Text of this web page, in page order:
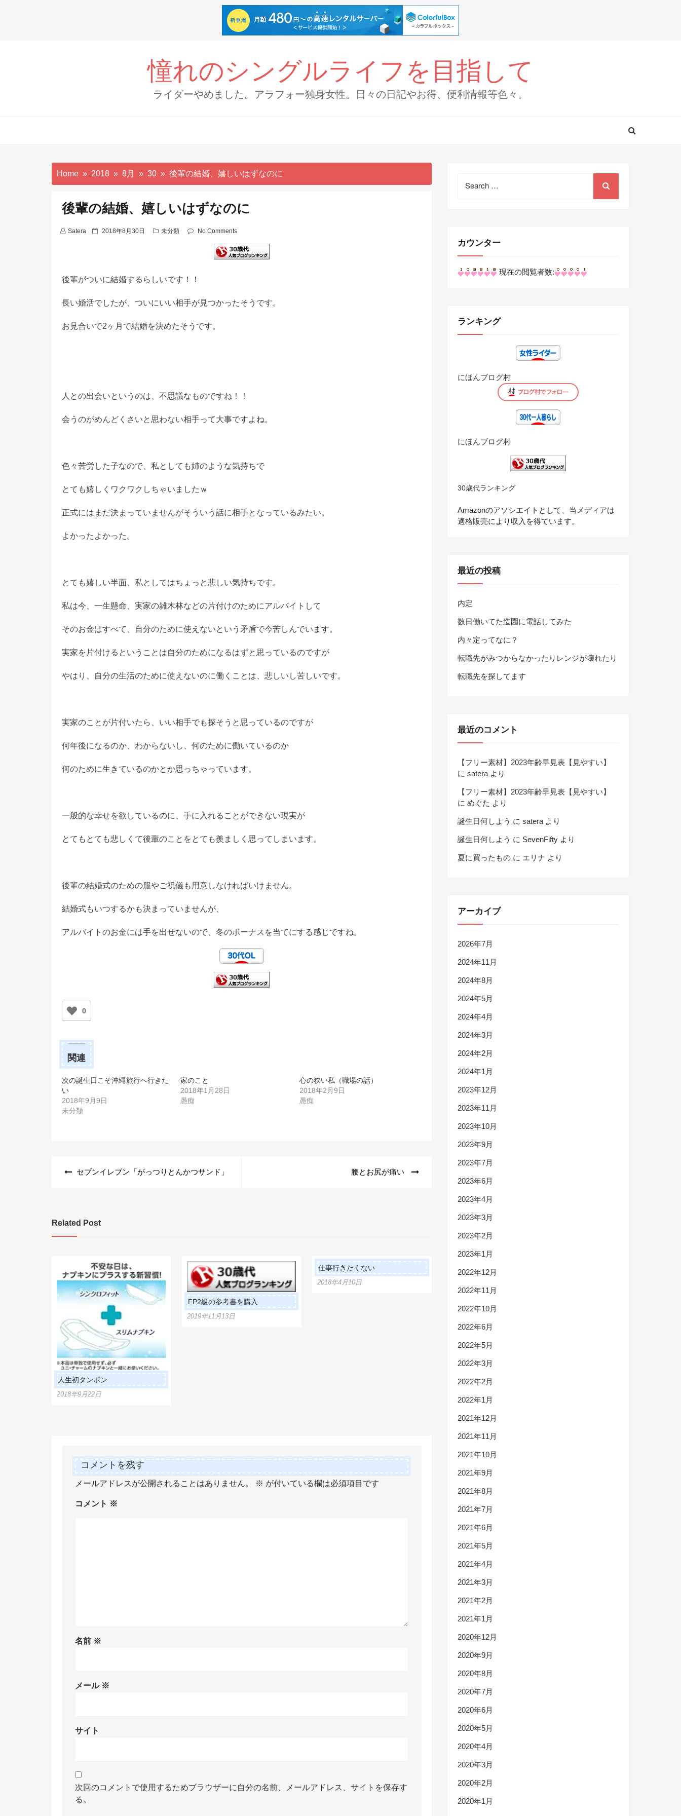
憧れのシングルライフを目指して
ライダーやめました。アラフォー独身女性。日々の日記やお得、便利情報等色々。
Home 2018 8月 30 後輩の結婚、嬉しいはずなのに
後輩の結婚、嬉しいはずなのに
Satera
P
o
2018年8月30日 未分類 No Comments
後輩がついに結婚するらしいです！！
長い婚活でしたが、ついにいい相手が見つかったそうです。
お見合いで2ヶ月で結婚を決めたそうです。
人との出会いというのは、不思議なものですね！！
会うのがめんどくさいと思わない相手って大事ですよね。
色々苦労した子なので、私としても姉のような気持ちで
とても嬉しくワクワクしちゃいましたｗ
正式にはまだ決まっていませんがそういう話に相手となっているみたい。
よかったよかった。
とても嬉しい半面、私としてはちょっと悲しい気持ちです。
私は今、一生懸命、実家の雑木林などの片付けのためにアルバイトして
そのお金はすべて、自分のために使えないという矛盾で今苦しんでいます。
実家を片付けるということは自分のためになるはずと思っているのですが
やはり、自分の生活のために使えないのに働くことは、悲しいし苦しいです。
実家のことが片付いたら、いい相手でも探そうと思っているのですが
何年後になるのか、わからないし、何のために働いているのか
何のために生きているのかとか思っちゃっています。
一般的な幸せを欲しているのに、手に入れることができない現実が
とてもとても悲しくて後輩のことをとても羨ましく思ってしまいます。
後輩の結婚式のための服やご祝儀も用意しなければいけません。
結婚式もいつするかも決まっていませんが、
アルバイトのお金には手を出せないので、冬のボーナスを当てにする感じですね。
0
関連
次の誕生日こそ沖縄旅行へ行きた
い
2018年9月9日
未分類
家のこと
2018年1月28日
愚痴
心の狭い私（職場の話）
2018年2月9日
愚痴
ゲ
ョ
ン
セブンイレブン「がっつりとんかつサンド」 腰とお尻が痛い
Related Post
人生初タンポン
2018年9月22日
FP2級の参考書を購入
2019年11月13日
仕事行きたくない
2018年4月10日
コメントを残す
メールアドレスが公開されることはありません。 ※ が付いている欄は必須項目です
コメント ※
名前 ※
メール ※
サイト
次回のコメントで使用するためブラウザーに自分の名前、メールアドレス、サイトを保存す
る。
for:
カウンター
現在の閲覧者数:
ランキング
にほんブログ村
にほんブログ村
30歳代ランキング
Amazonのアソシエイトとして、当メディアは
適格販売により収入を得ています。
最近の投稿
内定
数日働いてた造園に電話してみた
内々定ってなに？
転職先がみつからなかったりレンジが壊れたり
転職先を探してます
最近のコメント
【フリー素材】2023年齢早見表【見やすい】
に satera より
【フリー素材】2023年齢早見表【見やすい】
に めぐた より
誕生日何しよう に satera より
誕生日何しよう に SevenFifty より
夏に買ったもの に エリナ より
アーカイブ
2026年7月
2024年11月
2024年8月
2024年5月
2024年4月
2024年3月
2024年2月
2024年1月
2023年12月
2023年11月
2023年10月
2023年9月
2023年7月
2023年6月
2023年4月
2023年3月
2023年2月
2023年1月
2022年12月
2022年11月
2022年10月
2022年6月
2022年5月
2022年3月
2022年2月
2022年1月
2021年12月
2021年11月
2021年10月
2021年9月
2021年8月
2021年7月
2021年6月
2021年5月
2021年4月
2021年3月
2021年2月
2021年1月
2020年12月
2020年9月
2020年8月
2020年7月
2020年6月
2020年5月
2020年4月
2020年3月
2020年2月
2020年1月